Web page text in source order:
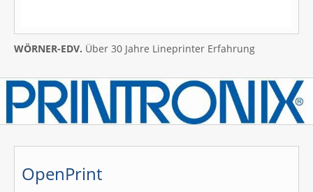
WÖRNER-EDV. Über 30 Jahre Lineprinter Erfahrung
OpenPrint